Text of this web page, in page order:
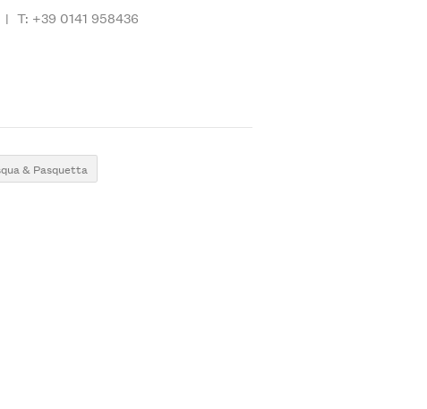
| T: +39 0141 958436
& Pasquetta